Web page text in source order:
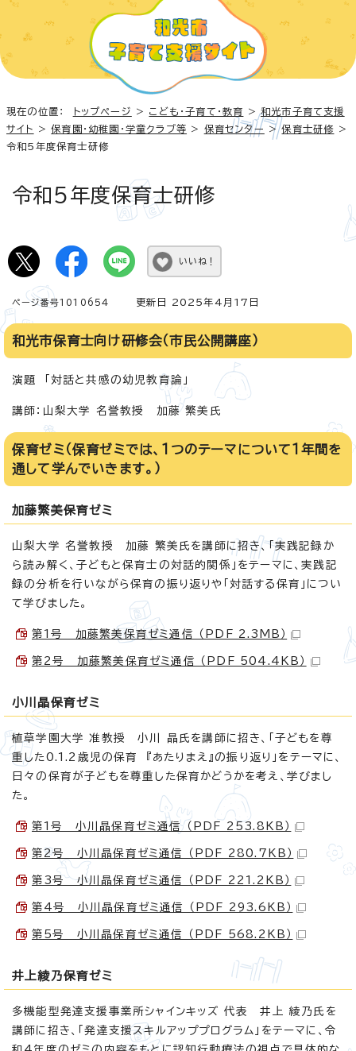
現在の位置： トップページ > こども・子育て・教育 >和光市子育て支援
サイト
>保育園・幼稚園・学童クラブ等 > 保育センター >保育士研修 >
令和5年度保育士研修
令和5年度保育士研修
いいね！
ページ番号1010654 更新日 2025年4月17日
和光市保育士向け研修会（市民公開講座）
演題 「対話と共感の幼児教育論」
講師：山梨大学 名誉教授 加藤 繁美氏
保育ゼミ（保育ゼミでは、1つのテーマについて1年間を
通して学んでいきます。）
加藤繁美保育ゼミ
山梨大学 名誉教授 加藤 繁美氏を講師に招き、「実践記録か
ら読み解く、子どもと保育士の対話的関係」をテーマに、実践記
録の分析を行いながら保育の振り返りや「対話する保育」につい
て学びました。
第1号 加藤繁美保育ゼミ通信 （PDF 2.3MB）
第2号 加藤繁美保育ゼミ通信 （PDF 504.4KB）
小川晶保育ゼミ
植草学園大学 准教授 小川 晶氏を講師に招き、「子どもを尊
重した0.1.2歳児の保育 『あたりまえ』の振り返り」をテーマに、
日々の保育が子どもを尊重した保育かどうかを考え、学びまし
た。
第1号 小川晶保育ゼミ通信 （PDF 253.8KB）
第2号 小川晶保育ゼミ通信 （PDF 280.7KB）
第3号 小川晶保育ゼミ通信 （PDF 221.2KB）
第4号 小川晶保育ゼミ通信 （PDF 293.6KB）
第5号 小川晶保育ゼミ通信 （PDF 568.2KB）
井上綾乃保育ゼミ
多機能型発達支援事業所シャインキッズ 代表 井上 綾乃氏を
講師に招き、「発達支援スキルアッププログラム」をテーマに、令